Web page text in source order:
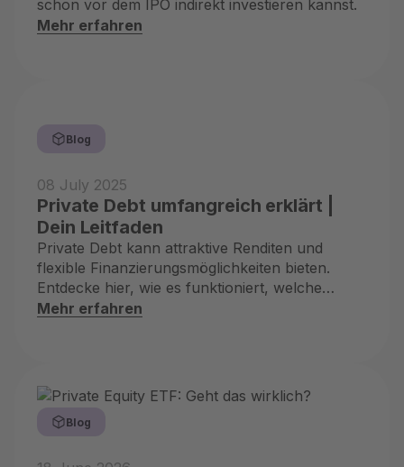
schon vor dem IPO indirekt investieren kannst.
Mehr erfahren
Blog
08 July 2025
Private Debt umfangreich erklärt |
Dein Leitfaden
Private Debt kann attraktive Renditen und
flexible Finanzierungsmöglichkeiten bieten.
Entdecke hier, wie es funktioniert, welche
Chancen und Risiken es mit sich bringt und
Mehr erfahren
Blog